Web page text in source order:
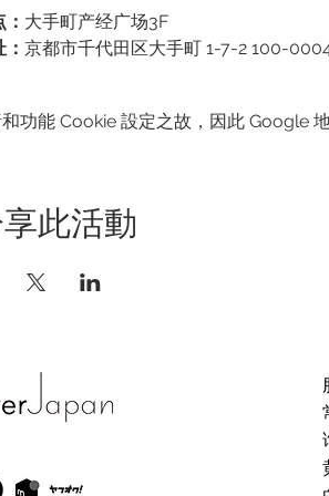
大手町产经广场3F
京都市千代田区大手町 1-7-2 100-
功能 Cookie 設定之故，因此 Google 地
此活動